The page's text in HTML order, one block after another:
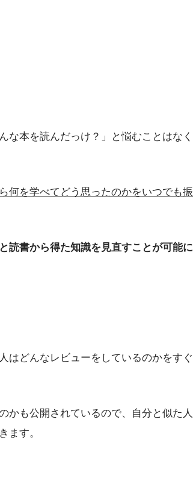
な本を読んだっけ？」と悩むことはなく
何を学べてどう思ったのかをいつでも振
読書から得た知識を見直すことが可能に
はどんなレビューをしているのかをすぐ
かも公開されているので、自分と似た人
ます。